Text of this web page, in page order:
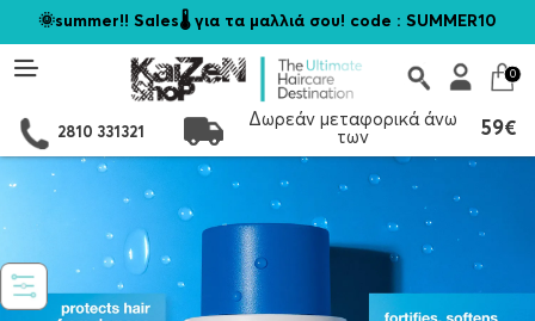
🌞summer!! Sales🌡️ για τα μαλλιά σου! code : SUMMER10
0
2810 331321
Δωρεάν μεταφορικά άνω
των
59€